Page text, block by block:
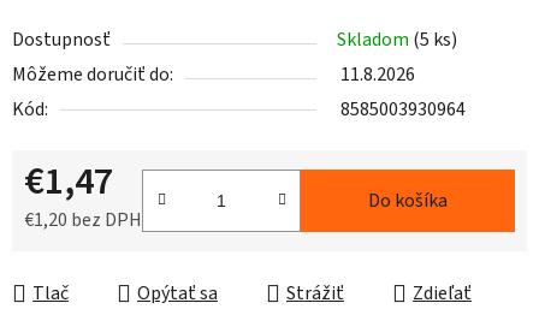
Dostupnosť Skladom (5 ks)
Môžeme doručiť do:
11.8.2026
Kód:
8585003930964
€1,47
€1,20 bez DPH
Do košíka
Tlač Opýtať sa Strážiť Zdieľať